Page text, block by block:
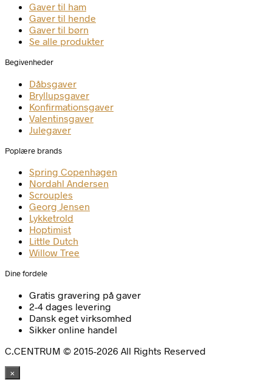
Gaver til ham
Gaver til hende
Gaver til børn
Se alle produkter
Begivenheder
Dåbsgaver
Bryllupsgaver
Konfirmationsgaver
Valentinsgaver
Julegaver
Poplære brands
Spring Copenhagen
Nordahl Andersen
Scrouples
Georg Jensen
Lykketrold
Hoptimist
Little Dutch
Willow Tree
Dine fordele
Gratis gravering på gaver
2-4 dages levering
Dansk eget virksomhed
Sikker online handel
C.CENTRUM © 2015-2026 All Rights Reserved
×